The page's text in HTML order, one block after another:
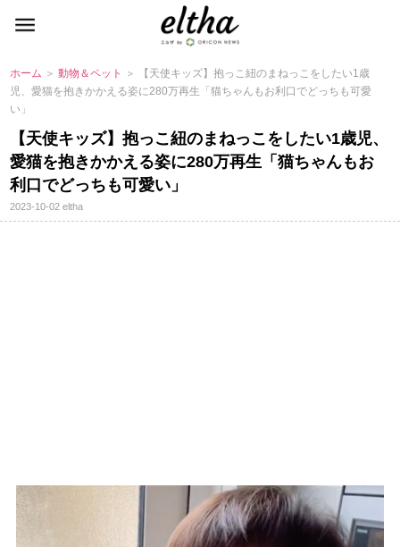
ホーム ＞動物＆ペット
＞ 【天使キッズ】抱っこ紐のまねっこをしたい1歳
児、愛猫を抱きかかえる姿に280万再生「猫ちゃんもお利口でどっちも可愛
い」
【天使キッズ】抱っこ紐のまねっこをしたい1歳児、
愛猫を抱きかかえる姿に280万再生「猫ちゃんもお
利口でどっちも可愛い」
2023-10-02eltha